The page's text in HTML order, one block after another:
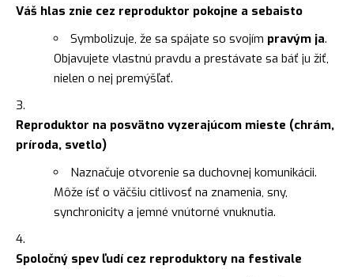
Váš hlas znie cez reproduktor pokojne a sebaisto
Symbolizuje, že sa spájate so svojím pravým ja.
Objavujete vlastnú pravdu a prestávate sa báť ju žiť,
nielen o nej premýšľať.
Reproduktor na posvätno vyzerajúcom mieste (chrám,
príroda, svetlo)
Naznačuje otvorenie sa duchovnej komunikácii.
Môže ísť o väčšiu citlivosť na znamenia, sny,
synchronicity a jemné vnútorné vnuknutia.
Spoločný spev ľudí cez reproduktory na festivale